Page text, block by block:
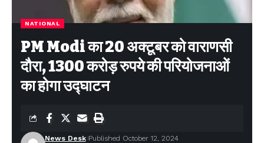
NATIONAL
PM Modi का 20 अक्टूबर को वाराणसी
दौरा, 1300 करोड़ रुपये की परियोजनाओं
का होगा उद्घाटन
News Desk Published October 12, 2024